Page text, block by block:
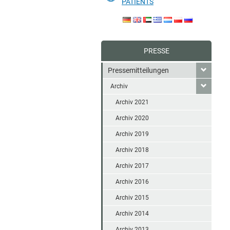
PRESSE
Pressemitteilungen
Archiv
Archiv 2021
Archiv 2020
Archiv 2019
Archiv 2018
Archiv 2017
Archiv 2016
Archiv 2015
Archiv 2014